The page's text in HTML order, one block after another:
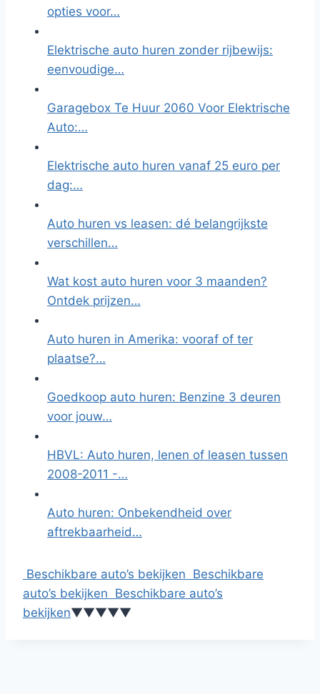
opties voor…
Elektrische auto huren zonder rijbewijs:
eenvoudige…
Garagebox Te Huur 2060 Voor Elektrische
Auto:…
Elektrische auto huren vanaf 25 euro per
dag:…
Auto huren vs leasen: dé belangrijkste
verschillen…
Wat kost auto huren voor 3 maanden?
Ontdek prijzen…
Auto huren in Amerika: vooraf of ter
plaatse?…
Goedkoop auto huren: Benzine 3 deuren
voor jouw…
HBVL: Auto huren, lenen of leasen tussen
2008-2011 -…
Auto huren: Onbekendheid over
aftrekbaarheid…
Beschikbare auto’s bekijken Beschikbare
auto’s bekijken Beschikbare auto’s
bekijken▼▼▼▼▼